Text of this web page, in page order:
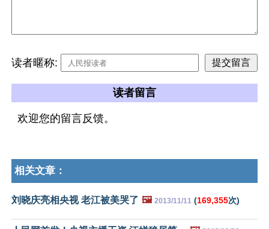
读者暱称:
读者留言
欢迎您的留言反馈。
相关文章：
刘晓庆亮相央视 老江被美哭了 🖼️ 2013/11/11 (169,355次)